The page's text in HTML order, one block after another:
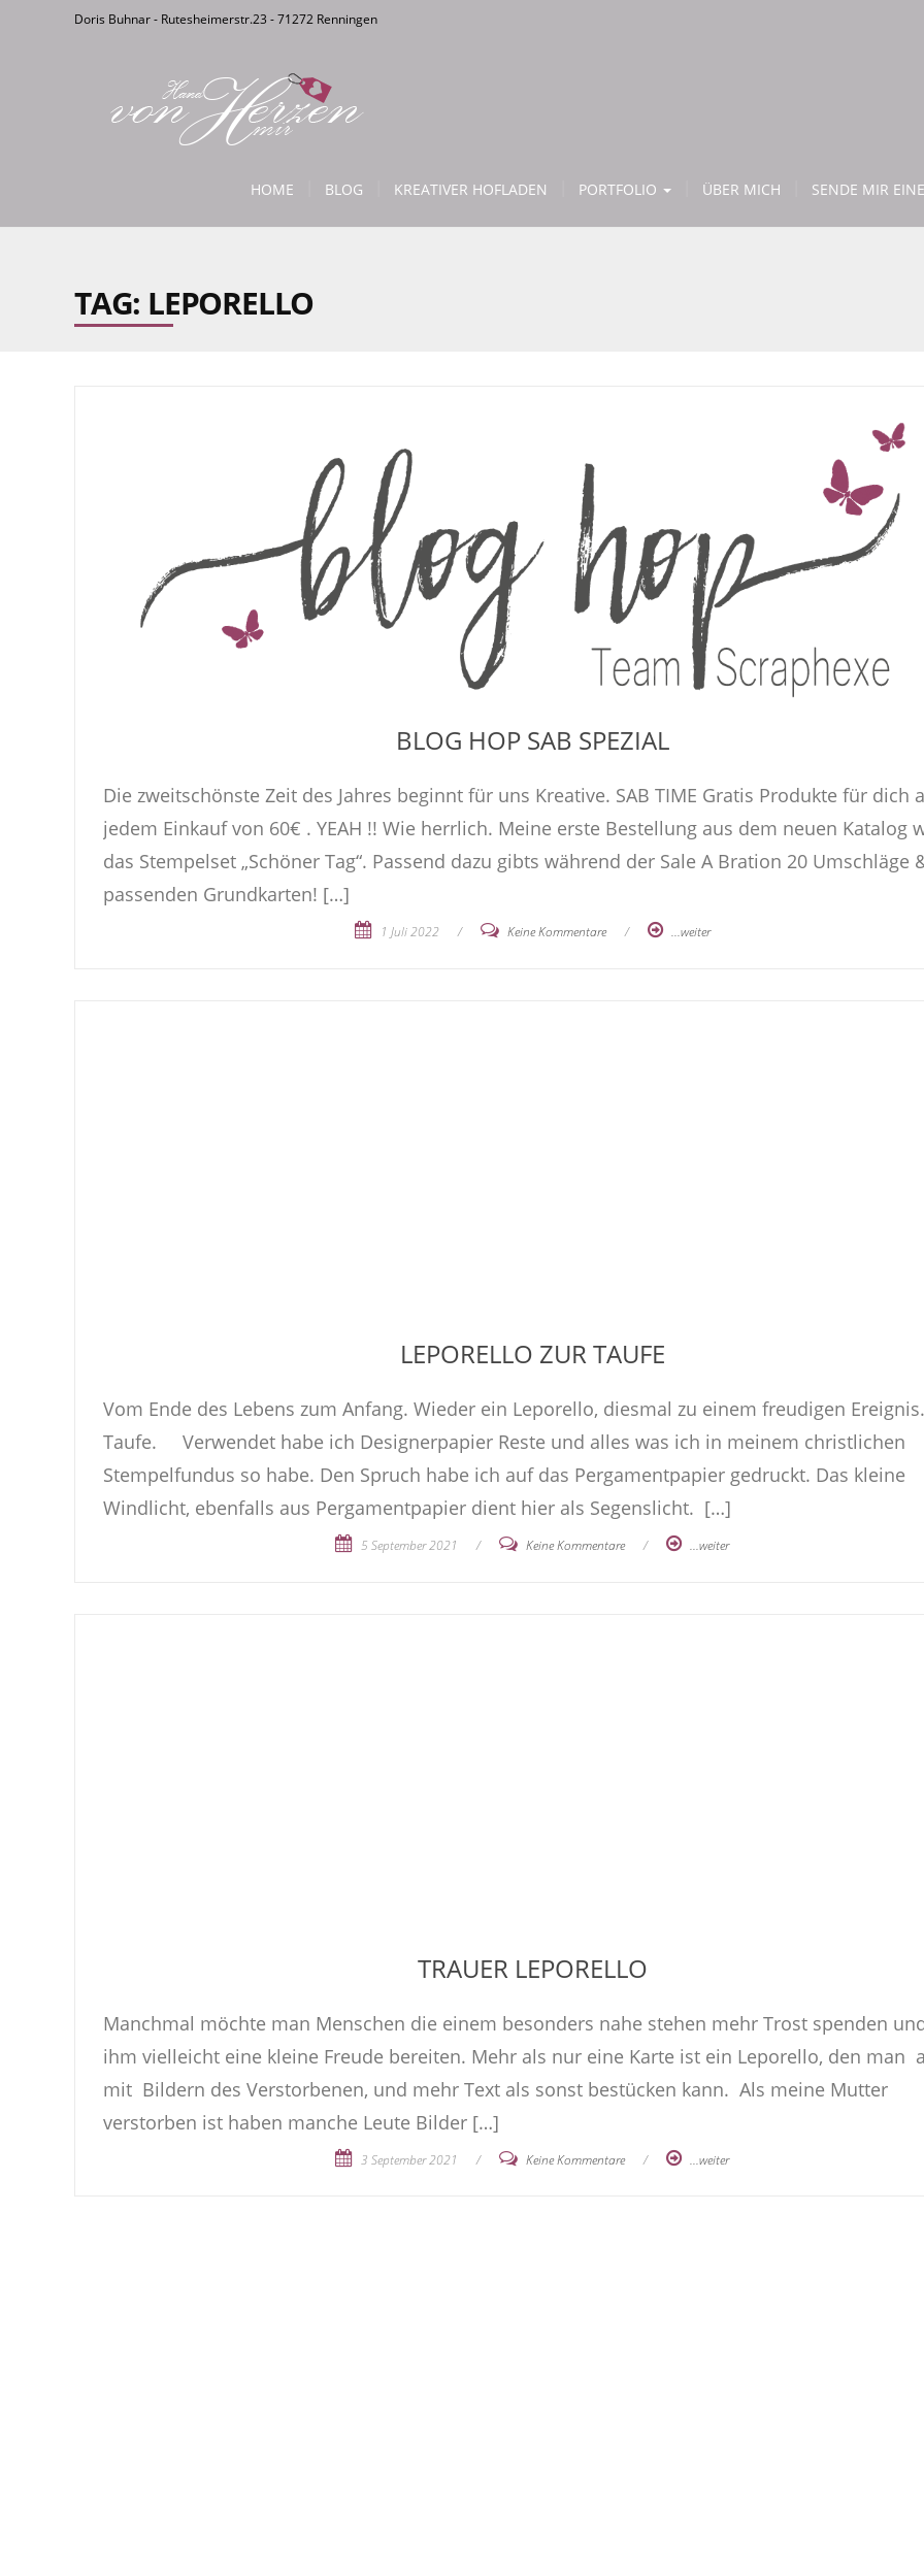
Doris Buhnar - Rutesheimerstr.23 - 71272 Renningen
HOME BLOG KREATIVER HOFLADEN PORTFOLIO ÜBER MICH SENDE MIR
TAG: LEPORELLO
BLOG HOP SAB SPEZIAL
Die zweitschönste Zeit des Jahres beginnt für uns Kreative. SAB TIME Gratis Produkte für dich
jedem Einkauf von 60€ . YEAH !! Wie herrlich. Meine erste Bestellung aus dem neuen Katalog
das Stempelset „Schöner Tag“. Passend dazu gibts während der Sale A Bration 20 Umschläge
passenden Grundkarten! […]
1 Juli 2022 / Keine Kommentare / ...weiter
LEPORELLO ZUR TAUFE
Vom Ende des Lebens zum Anfang. Wieder ein Leporello, diesmal zu einem freudigen
Taufe. Verwendet habe ich Designerpapier Reste und alles was ich in meinem christlichen
Stempelfundus so habe. Den Spruch habe ich auf das Pergamentpapier gedruckt. Das kleine
Windlicht, ebenfalls aus Pergamentpapier dient hier als Segenslicht. […]
5 September 2021 / Keine Kommentare / ...weiter
TRAUER LEPORELLO
Manchmal möchte man Menschen die einem besonders nahe stehen mehr Trost spenden
ihm vielleicht eine kleine Freude bereiten. Mehr als nur eine Karte ist ein Leporello, den man
mit Bildern des Verstorbenen, und mehr Text als sonst bestücken kann. Als meine Mutter
verstorben ist haben manche Leute Bilder […]
3 September 2021 / Keine Kommentare / ...weiter